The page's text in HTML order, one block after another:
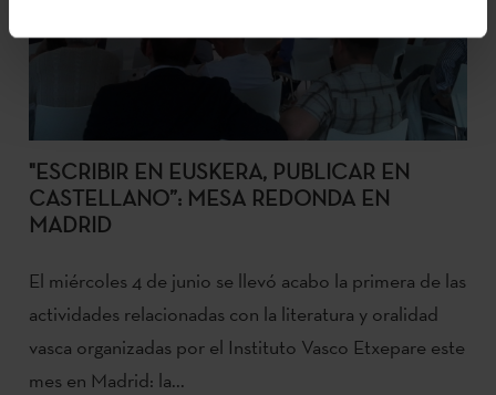
"ESCRIBIR EN EUSKERA, PUBLICAR EN
CASTELLANO”: MESA REDONDA EN
MADRID
El miércoles 4 de junio se llevó acabo la primera de las
actividades relacionadas con la literatura y oralidad
vasca organizadas por el Instituto Vasco Etxepare este
mes en Madrid: la...